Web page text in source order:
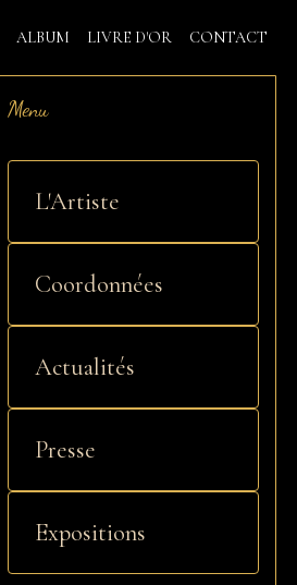
ALBUM LIVRE D'OR CONTACT
Menu
L'Artiste
Coordonnées
Actualités
Presse
Expositions